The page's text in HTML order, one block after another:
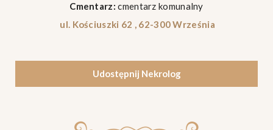
Cmentarz: cmentarz komunalny
ul. Kościuszki 62 , 62-300 Września
Udostępnij Nekrolog